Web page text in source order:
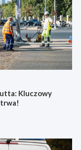
Kluczowy